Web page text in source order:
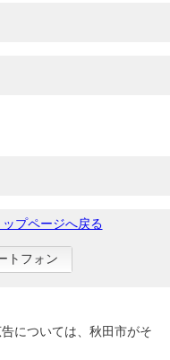
ップページへ戻る
トフォン
については、秋田市がそ